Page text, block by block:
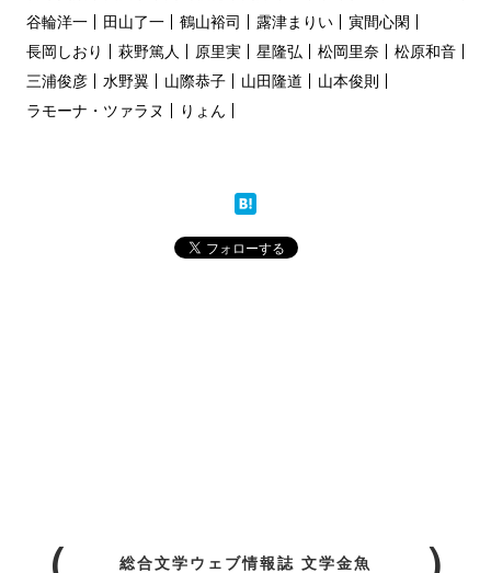
谷輪洋一
田山了一 鶴山裕司 露津まりい
寅間心閑
長岡しおり
萩野篤人 原里実 星隆弘 松岡里奈
松原和音
三浦俊彦
水野翼 山際恭子 山田隆道
山本俊則
ラモーナ・ツァラヌ
りょん
総合文学ウェブ情報誌 文学金魚